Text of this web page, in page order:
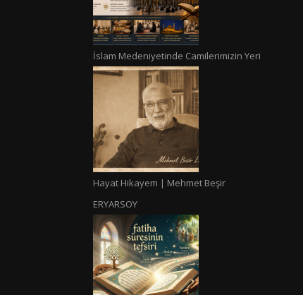
İslam Medeniyetinde Camilerimizin Yeri
Hayat Hikayem | Mehmet Beşir
ERYARSOY